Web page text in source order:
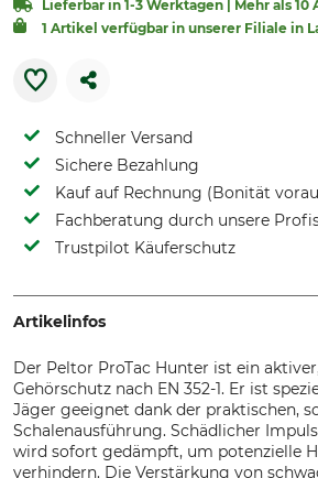
Lieferbar in 1-3 Werktagen | Mehr als 10
1 Artikel verfügbar in unserer Filiale in
Schneller Versand
Sichere Bezahlung
Kauf auf Rechnung (Bonität
Fachberatung durch unsere
Trustpilot Käuferschutz
Artikelinfos
Der Peltor ProTac Hunter ist ein
Gehörschutz nach EN 352-1. Er ist
Jäger geeignet dank der praktischen,
Schalenausführung. Schädlicher
wird sofort gedämpft, um potenzielle
verhindern. Die Verstärkung von